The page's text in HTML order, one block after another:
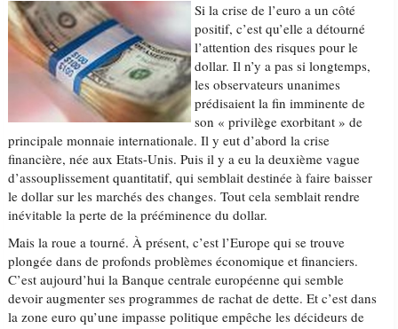
Si la crise de l’euro a un côté
positif, c’est qu’elle a détourné
l’attention des risques pour le
dollar. Il n’y a pas si longtemps,
les observateurs unanimes
prédisaient la fin imminente de
son « privilège exorbitant » de
principale monnaie internationale. Il y eut d’abord la crise
financière, née aux Etats-Unis. Puis il y a eu la deuxième vague
d’assouplissement quantitatif, qui semblait destinée à faire baisser
le dollar sur les marchés des changes. Tout cela semblait rendre
inévitable la perte de la prééminence du dollar.
Mais la roue a tourné. À présent, c’est l’Europe qui se trouve
plongée dans de profonds problèmes économique et financiers.
C’est aujourd’hui la Banque centrale européenne qui semble
devoir augmenter ses programmes de rachat de dette. Et c’est dans
la zone euro qu’une impasse politique empêche les décideurs de